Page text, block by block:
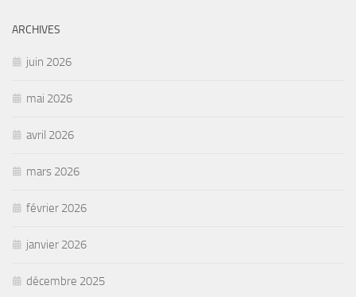
ARCHIVES
juin 2026
mai 2026
avril 2026
mars 2026
février 2026
janvier 2026
décembre 2025